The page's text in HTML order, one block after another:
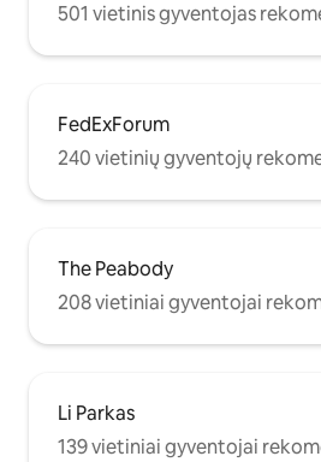
501 vietinis gyventojas
FedExForum
240 vietinių gyventojų
The Peabody
208 vietiniai gyventojai
Li Parkas
139 vietiniai gyventojai